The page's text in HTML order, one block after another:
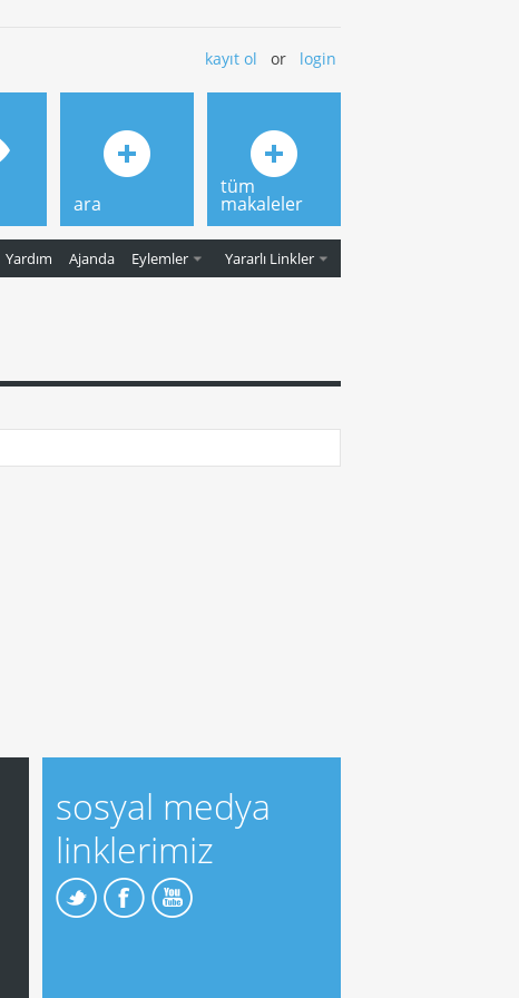
kayıt ol or login
Yardım Ajanda Eylemler Yararlı Linkler
ara
tüm
makaleler
sosyal medya
linklerimiz